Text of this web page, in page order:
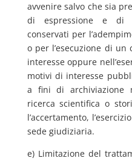
avvenire salvo che sia
di espressione e di
conservati per
o per l’esecuzione di
interesse oppure
motivi di interesse
a fini di archiviazione
ricerca scientifica o
l’accertamento,
sede giudiziaria.
e) Limitazione del